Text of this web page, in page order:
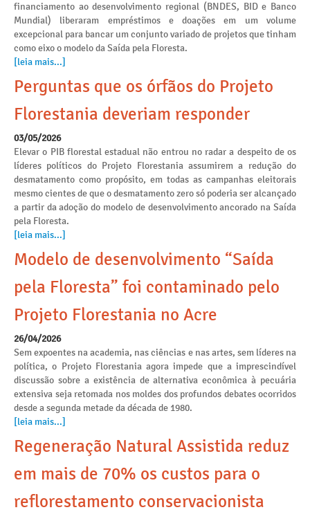
financiamento ao desenvolvimento regional (BNDES, BID e Banco
Mundial) liberaram empréstimos e doações em um volume
excepcional para bancar um conjunto variado de projetos que tinham
como eixo o modelo da Saída pela Floresta.
[leia mais...]
Perguntas que os órfãos do Projeto
Florestania deveriam responder
03/05/2026
Elevar o PIB florestal estadual não entrou no radar a despeito de os
líderes políticos do Projeto Florestania assumirem a redução do
desmatamento como propósito, em todas as campanhas eleitorais
mesmo cientes de que o desmatamento zero só poderia ser alcançado
a partir da adoção do modelo de desenvolvimento ancorado na Saída
pela Floresta.
[leia mais...]
Modelo de desenvolvimento “Saída
pela Floresta” foi contaminado pelo
Projeto Florestania no Acre
26/04/2026
Sem expoentes na academia, nas ciências e nas artes, sem líderes na
política, o Projeto Florestania agora impede que a imprescindível
discussão sobre a existência de alternativa econômica à pecuária
extensiva seja retomada nos moldes dos profundos debates ocorridos
desde a segunda metade da década de 1980.
[leia mais...]
Regeneração Natural Assistida reduz
em mais de 70% os custos para o
reflorestamento conservacionista